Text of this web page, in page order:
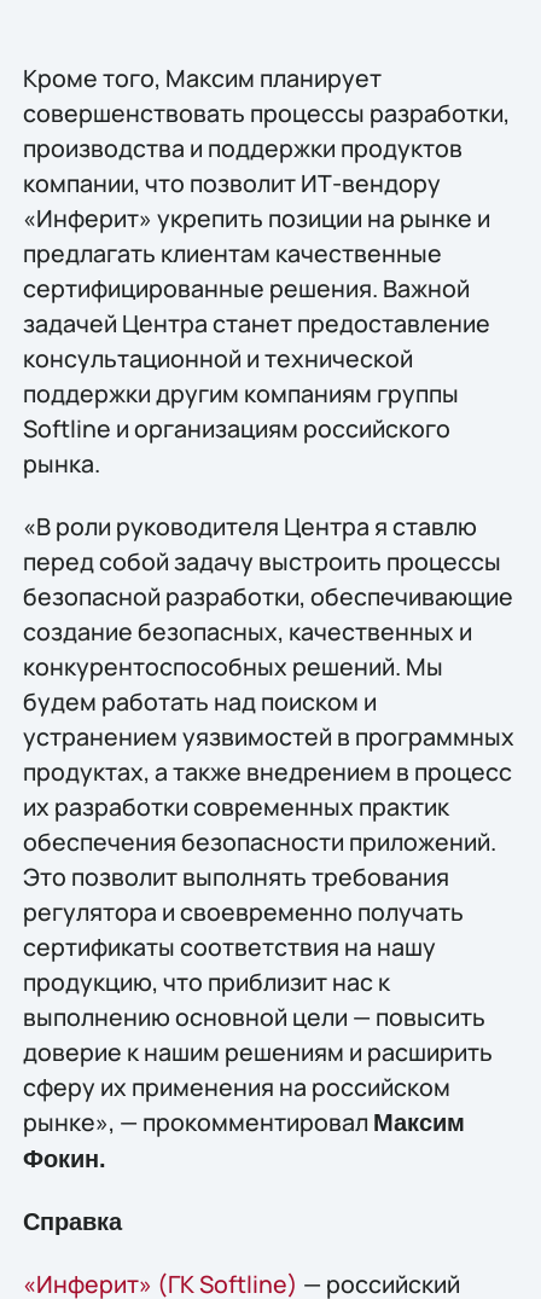
Кроме того, Максим планирует
совершенствовать процессы разработки,
производства и поддержки продуктов
компании, что позволит ИТ-вендору
«Инферит» укрепить позиции на рынке и
предлагать клиентам качественные
сертифицированные решения. Важной
задачей Центра станет предоставление
консультационной и технической
поддержки другим компаниям группы
Softline и организациям российского
рынка.
«В роли руководителя Центра я ставлю
перед собой задачу выстроить процессы
безопасной разработки, обеспечивающие
создание безопасных, качественных и
конкурентоспособных решений. Мы
будем работать над поиском и
устранением уязвимостей в программных
продуктах, а также внедрением в процесс
их разработки современных практик
обеспечения безопасности приложений.
Это позволит выполнять требования
регулятора и своевременно получать
сертификаты соответствия на нашу
продукцию, что приблизит нас к
выполнению основной цели — повысить
доверие к нашим решениям и расширить
сферу их применения на российском
рынке», — прокомментировал Максим
Фокин.
Справка
«Инферит» (ГК Softline) — российский